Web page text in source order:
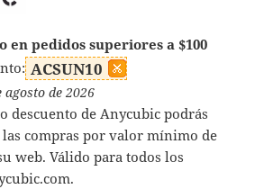
en pedidos superiores a $100
ACSUN10
agosto de 2026
descuento de Anycubic podrás
compras por valor mínimo de
web. Válido para todos los